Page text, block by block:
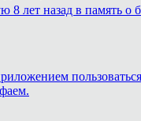
лет назад в память о